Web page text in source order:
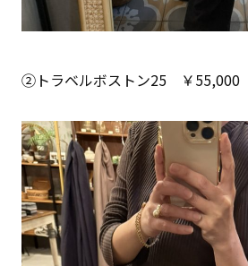
②トラベルボストン25 ￥55,000